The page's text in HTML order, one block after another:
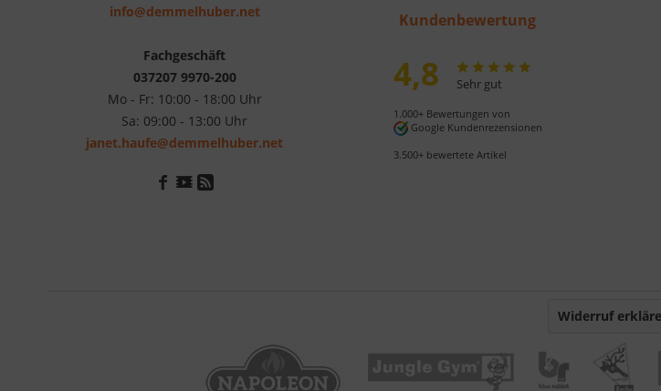
info@demmelhuber.net
Fachgeschäft
037207 9970-200
Mo - Fr: 10:00 - 18:00 Uhr
Sa: 09:00 - 13:00 Uhr
janet.haufe@demmelhuber.net
Kundenbewertung
4,8 Sehr gut
1.000+ Bewertungen von
Google Kundenrezensionen
3.500+ bewertete Artikel
Widerruf